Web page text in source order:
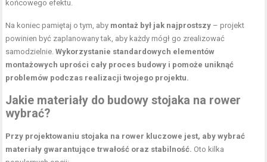
końcowego efektu.
Na koniec pamiętaj o tym, aby montaż był jak najprostszy – projekt
powinien być zaplanowany tak, aby każdy mógł go zrealizować
samodzielnie.Wykorzystanie standardowych elementów
montażowych uprości cały proces budowy i pomoże uniknąć
problemów podczas realizacji twojego projektu.
Jakie materiały do budowy stojaka na rower
wybrać?
Przy projektowaniu stojaka na rower kluczowe jest, aby wybrać
materiały gwarantujące trwałość oraz stabilność. Oto kilka